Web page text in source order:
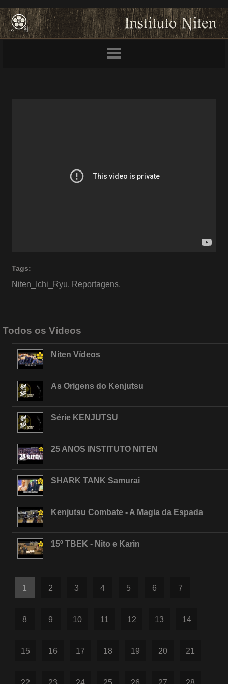
Tags:
Niten_Ichi_Ryu, Reportagens,
Todos os Vídeos
Niten Vídeos
As Origens do Kenjutsu
Série KENJUTSU
25 ANOS INSTITUTO NITEN
SHARK TANK Samurai
Kenjutsu Combate - A Magia da Espada
15º TBEK - Nito e Karin
1 2 3 4 5 6 7
8 9 10 11 12 13 14
15 16 17 18 19 20 21